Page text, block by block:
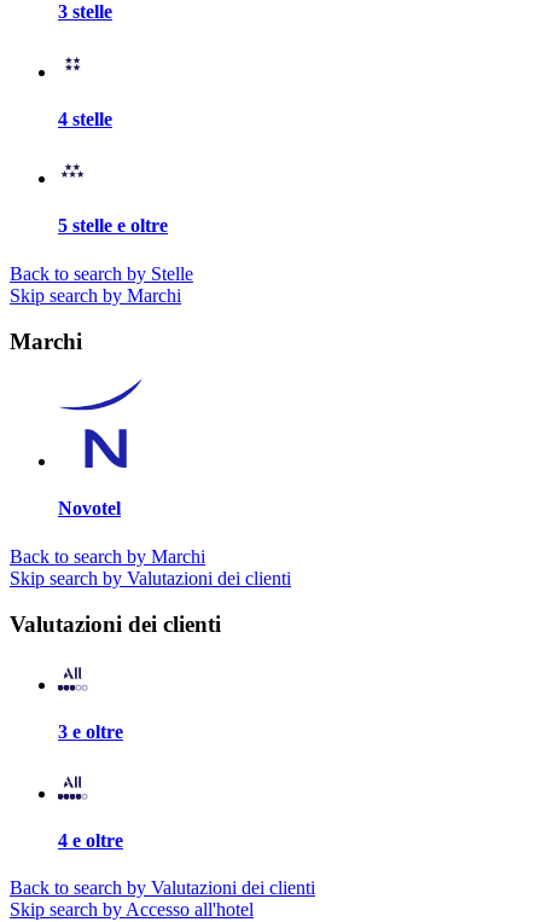
3 stelle
4 stelle
5 stelle e oltre
Back to search by Stelle
Skip search by Marchi
Marchi
Novotel
Back to search by Marchi
Skip search by Valutazioni dei clienti
Valutazioni dei clienti
3 e oltre
4 e oltre
Back to search by Valutazioni dei clienti
Skip search by Accesso all'hotel